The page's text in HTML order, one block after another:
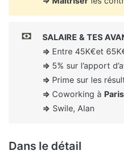
SALAIRE & TES
⇒
⇒
⇒
⇒ Coworking à Paris
⇒ Swile, Alan
Dans le détail